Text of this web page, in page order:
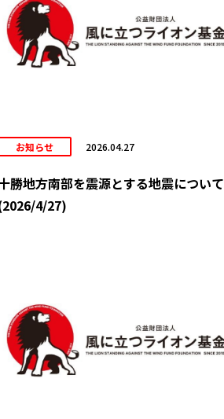
お知らせ 2026.04.27
勝地方南部を震源とする地震について
4/27)